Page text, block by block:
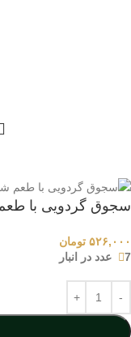
سجوق گردویی با طعم شیره انگور
۵۲۶,۰۰۰ تومان
7 عدد در انبار